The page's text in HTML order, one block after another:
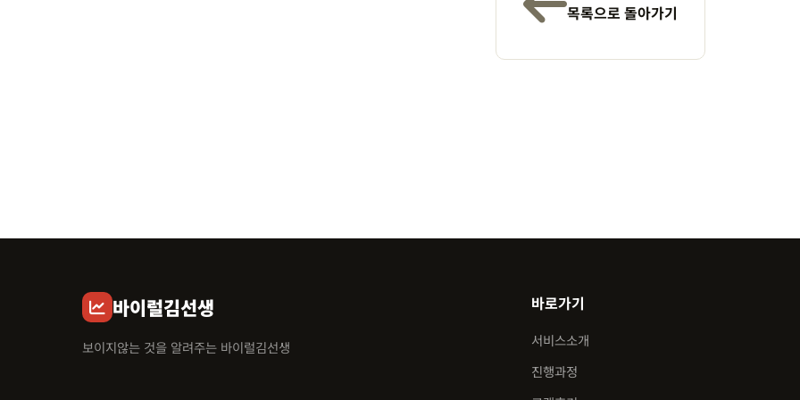
목록으로 돌아가기
바이럴김선생
보이지않는 것을 알려주는 바이럴김선생
바로가기
서비스소개
진행과정